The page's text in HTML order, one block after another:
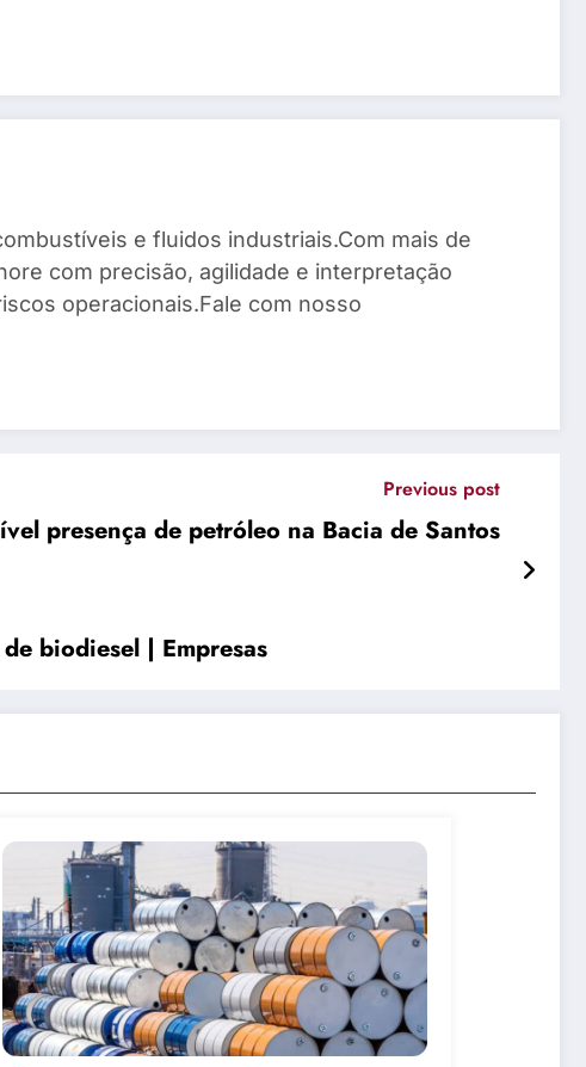
e fluidos industriais.Com mais de
com precisão, agilidade e interpretação
operacionais.Fale com nosso
Previous post
presença de petróleo na Bacia de Santos
biodiesel | Empresas